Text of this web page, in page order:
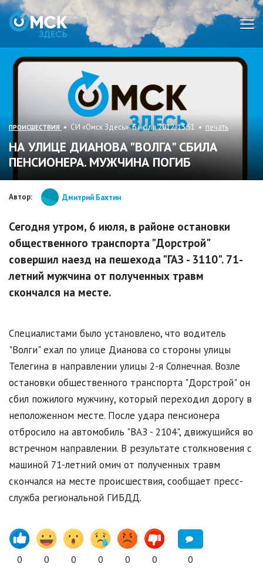
ПРОИСШЕСТВИЯ • СИ «Омск Здесь» 6 июля 2012, 13:51 • печать
НА УЛИЦЕ ДИАНОВА "ВОЛГА" СБИЛА
ПЕНСИОНЕРА. МУЖЧИНА ПОГИБ
Автор: Дмитрий Бахтин
Сегодня утром, 6 июля, в районе остановки
общественного транспорта "Дорстрой"
совершил наезд на пешехода "ГАЗ - 3110". 71-
летний мужчина от полученных травм
скончался на месте.
Специалистами было установлено, что водитель
"Волги" ехал по улице Дианова со стороны улицы
Телегина в направлении улицы 2-я Солнечная. Возле
остановки общественного транспорта "Дорстрой" он
сбил пожилого мужчину, который переходил дорогу в
неположенном месте. После удара пенсионера
отбросило на автомобиль "ВАЗ - 2104", движущийся во
встречном направлении. В результате столкновения с
машиной 71-летний омич от полученных травм
скончался на месте происшествия, сообщает пресс-
служба региональной ГИБДД.
0 0 0 0 0 0 0